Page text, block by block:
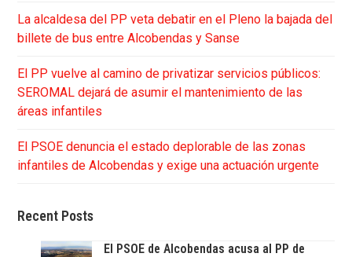
La alcaldesa del PP veta debatir en el Pleno la bajada del
billete de bus entre Alcobendas y Sanse
El PP vuelve al camino de privatizar servicios públicos:
SEROMAL dejará de asumir el mantenimiento de las
áreas infantiles
El PSOE denuncia el estado deplorable de las zonas
infantiles de Alcobendas y exige una actuación urgente
Recent Posts
El PSOE de Alcobendas acusa al PP de